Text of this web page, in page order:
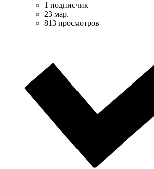
1 подписчик
23 мар.
813 просмотров